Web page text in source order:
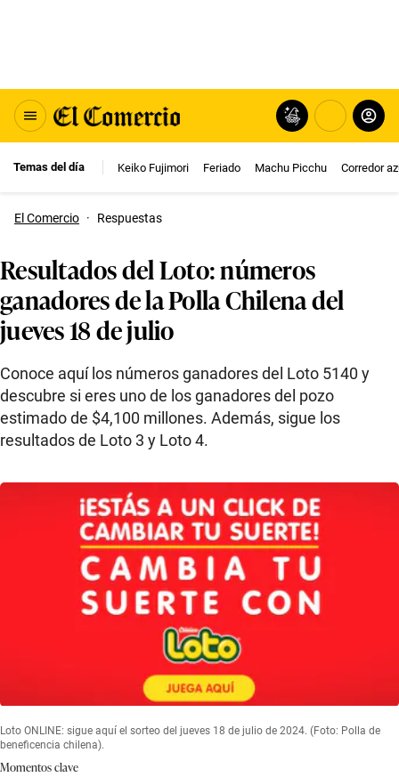
Temas del día Keiko Fujimori Feriado Machu Picchu Corredor
El Comercio · Respuestas
Resultados del Loto: números
ganadores de la Polla Chilena del
jueves 18 de julio
Conoce aquí los números ganadores del Loto 5140 y
descubre si eres uno de los ganadores del pozo
estimado de $4,100 millones. Además, sigue los
resultados de Loto 3 y Loto 4.
Loto ONLINE: sigue aquí el sorteo del jueves 18 de julio de 2024. (Foto: Polla de
beneficencia chilena).
Momentos clave